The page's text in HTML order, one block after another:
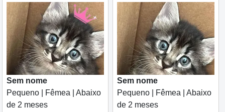
Sem nome
Pequeno | Fêmea | Abaixo
de 2 meses
Sem nome
Pequeno | Fêmea | Abaixo
de 2 meses